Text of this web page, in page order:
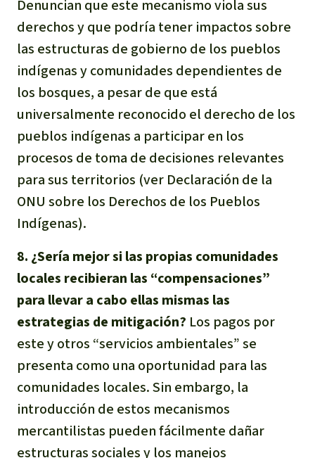
Denuncian que este mecanismo viola sus
derechos y que podría tener impactos sobre
las estructuras de gobierno de los pueblos
indígenas y comunidades dependientes de
los bosques, a pesar de que está
universalmente reconocido el derecho de los
pueblos indígenas a participar en los
procesos de toma de decisiones relevantes
para sus territorios (ver Declaración de la
ONU sobre los Derechos de los Pueblos
Indígenas).
8. ¿Sería mejor si las propias comunidades
locales recibieran las “compensaciones”
para llevar a cabo ellas mismas las
estrategias de mitigación? Los pagos por
este y otros “servicios ambientales” se
presenta como una oportunidad para las
comunidades locales. Sin embargo, la
introducción de estos mecanismos
mercantilistas pueden fácilmente dañar
estructuras sociales y los manejos